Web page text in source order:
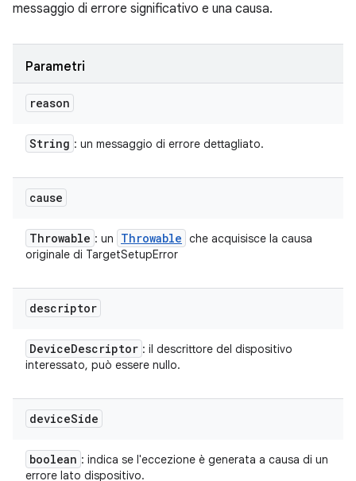
messaggio di errore significativo e una causa.
Parametri
reason
String : un messaggio di errore dettagliato.
cause
Throwable : un Throwable che acquisisce la causa
originale di TargetSetupError
descriptor
DeviceDescriptor : il descrittore del dispositivo
interessato, può essere nullo.
deviceSide
boolean : indica se l'eccezione è generata a causa di un
errore lato dispositivo.